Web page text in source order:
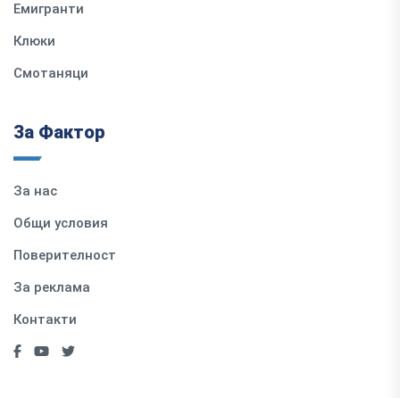
Емигранти
Клюки
Смотаняци
За Фактор
За нас
Общи условия
Поверителност
За реклама
Контакти